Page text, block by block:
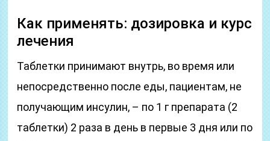
Как применять: дозировка и курс
лечения
Таблетки принимают внутрь, во время или
непосредственно после еды, пациентам, не
получающим инсулин, – по 1 г препарата (2
таблетки) 2 раза в день в первые 3 дня или по